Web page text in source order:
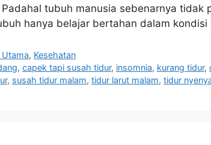
Padahal tubuh manusia sebenarnya tidak
hanya belajar bertahan dalam
Utama, Kesehatan
,capek tapi susah tidur, insomnia, kurang tidur,
, susah tidur malam, tidur larut malam, tidur